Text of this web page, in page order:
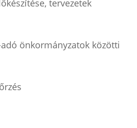
tervezetek
önkormányzatok közötti